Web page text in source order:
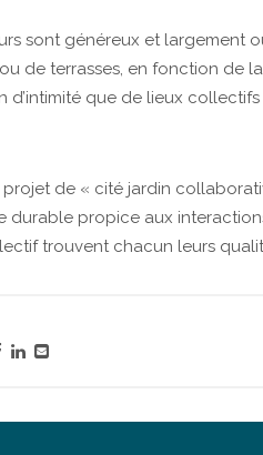
sont généreux et largement
de terrasses, en fonction de
d’intimité que de lieux
projet de « cité jardin
durable propice aux
trouvent chacun leurs